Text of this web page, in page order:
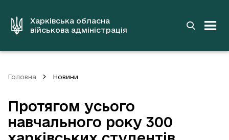
вмістуХарківська обласна
військова адміністрація
Головна Новини
Протягом усього
навчального року 300